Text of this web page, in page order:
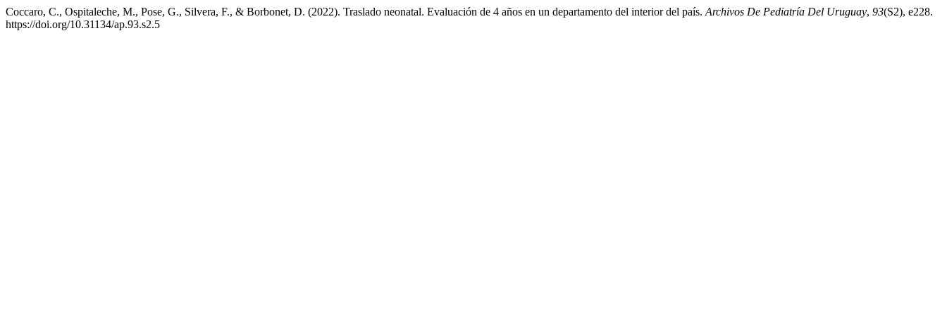
Coccaro, C., Ospitaleche, M., Pose, G., Silvera, F., & Borbonet, D. (2022). Traslado neonatal. Evaluación de 4 años en un departamento del interior del país. Archivos De Pediatría Del Uruguay, 93(S2), e228.
https://doi.org/10.31134/ap.93.s2.5